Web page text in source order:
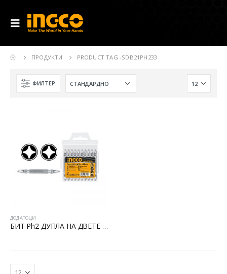
ПРОДУКТИ PRODUCT TAG -SDB21PH233
ФИЛТЕР
ДОДАТОЦИ
БИТ Ph2 ДУПЛА НА ДВЕТЕ СТРАНИ 10 парчиња